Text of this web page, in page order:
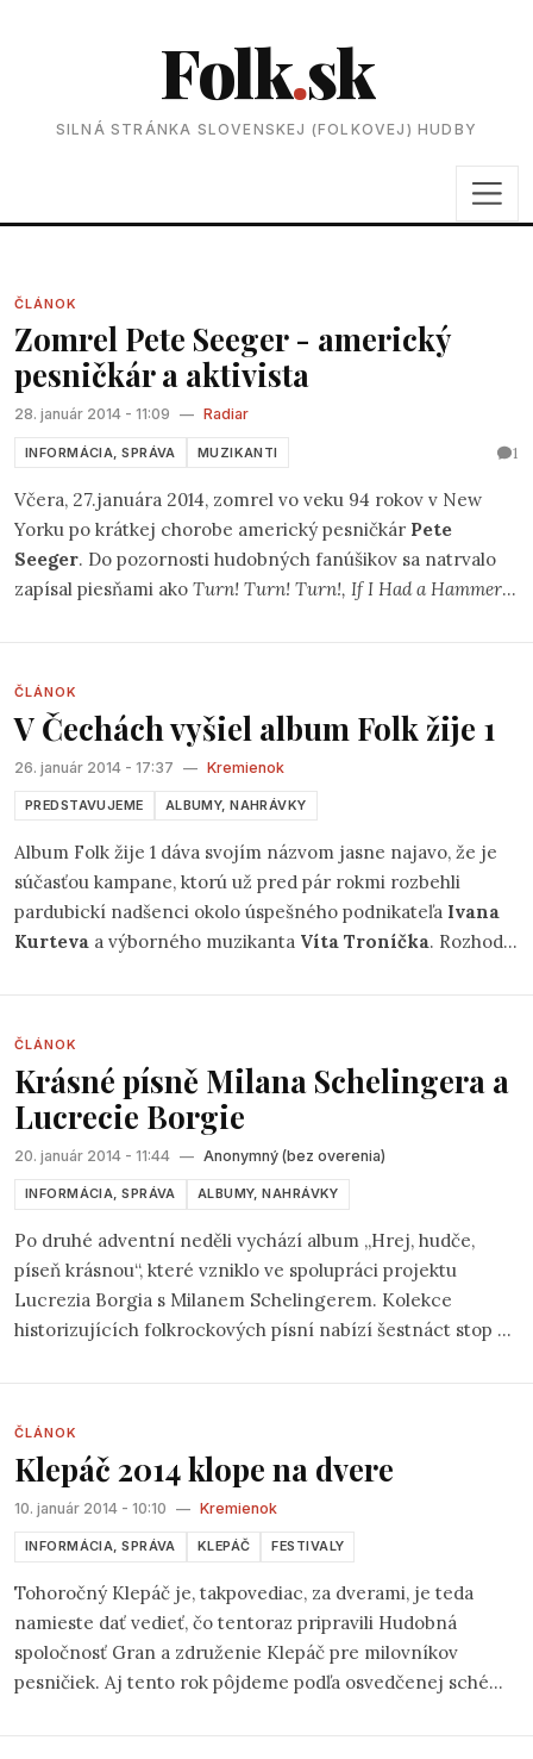
Folk.sk
SILNÁ STRÁNKA SLOVENSKEJ (FOLKOVEJ) HUDBY
ČLÁNOK
Zomrel Pete Seeger - americký
pesničkár a aktivista
28. január 2014 - 11:09 — Radiar
INFORMÁCIA, SPRÁVA MUZIKANTI 1
Včera, 27.januára 2014, zomrel vo veku 94 rokov v New
Yorku po krátkej chorobe americký pesničkár Pete
Seeger. Do pozornosti hudobných fanúšikov sa natrvalo
zapísal piesňami ako Turn! Turn! Turn!, If I Had a Hammer,
ČLÁNOK
V Čechách vyšiel album Folk žije 1
26. január 2014 - 17:37 — Kremienok
PREDSTAVUJEME ALBUMY, NAHRÁVKY
Album Folk žije 1 dáva svojím názvom jasne najavo, že je
súčasťou kampane, ktorú už pred pár rokmi rozbehli
pardubickí nadšenci okolo úspešného podnikateľa Ivana
Kurteva a výborného muzikanta Víta Troníčka. Rozhodli
niekdajšej slávy, ale prichádzajú stále s novými pesničkami,
ktoré však nestrácajú kúzlo, ktoré túto muziku už za
socíku spravilo najpočúvanejším žánrom v Čechách.
ČLÁNOK
Krásné písně Milana Schelingera a
Lucrecie Borgie
20. január 2014 - 11:44 — Anonymný (bez overenia)
INFORMÁCIA, SPRÁVA ALBUMY, NAHRÁVKY
Po druhé adventní neděli vychází album „Hrej, hudče,
píseň krásnou“, které vzniklo ve spolupráci projektu
Lucrezia Borgia s Milanem Schelingerem. Kolekce
historizujících folkrockových písní nabízí šestnáct stop a
Schelinger. Milovníky francouzské hudby jistě potěší
zpěvačky Céline Bossu s názvem Primabalerína a klaun.
ČLÁNOK
Klepáč 2014 klope na dvere
10. január 2014 - 10:10 — Kremienok
INFORMÁCIA, SPRÁVA KLEPÁČ FESTIVALY
Tohoročný Klepáč je, takpovediac, za dverami, je teda
namieste dať vedieť, čo tentoraz pripravili Hudobná
spoločnosť Gran a združenie Klepáč pre milovníkov
pesničiek. Aj tento rok pôjdeme podľa osvedčenej schémy